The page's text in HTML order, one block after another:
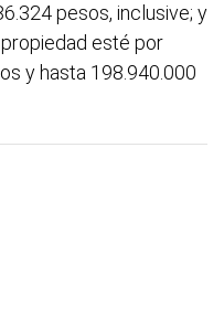
pesos, inclusive; y
esté por
y hasta 198.940.000